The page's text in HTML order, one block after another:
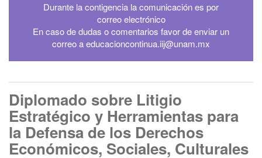
Durante la contigencia la comunicación es por
correo electrónico
En caso de dudas o comentarios favor de enviar un
correo a educacioncontinua.iij@unam.mx
Diplomado sobre Litigio
Estratégico y Herramientas para
la Defensa de los Derechos
Económicos, Sociales, Culturales